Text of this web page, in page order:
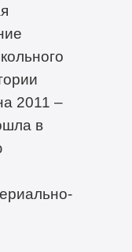
2011 –
в